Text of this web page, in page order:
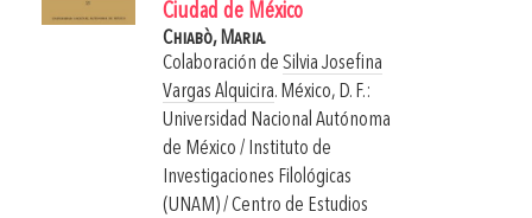
Ciudad de México
Chiabò, Maria.
Colaboración de Silvia Josefina
Vargas Alquicira. México, D. F.:
Universidad Nacional Autónoma
de México / Instituto de
Investigaciones Filológicas
(UNAM) / Centro de Estudios